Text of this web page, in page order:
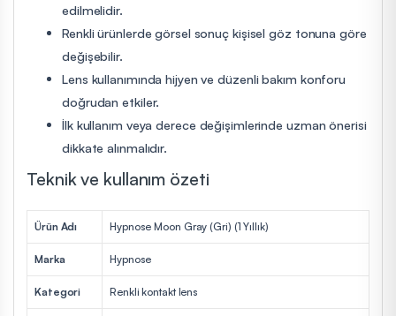
edilmelidir.
Renkli ürünlerde görsel sonuç kişisel göz tonuna göre
değişebilir.
Lens kullanımında hijyen ve düzenli bakım konforu
doğrudan etkiler.
İlk kullanım veya derece değişimlerinde uzman önerisi
dikkate alınmalıdır.
Teknik ve kullanım özeti
Ürün Adı Hypnose Moon Gray (Gri) (1 Yıllık)
Marka Hypnose
Kategori Renkli kontakt lens